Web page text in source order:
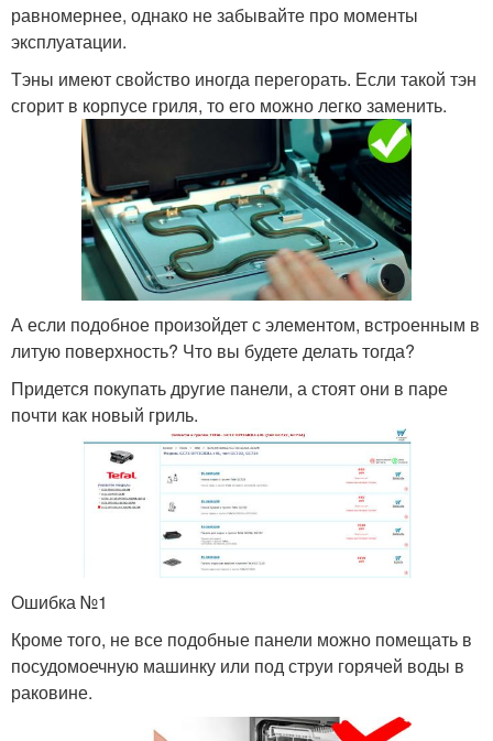
равномернее, однако не забывайте про моменты
эксплуатации.
Тэны имеют свойство иногда перегорать. Если такой тэн
сгорит в корпусе гриля, то его можно легко заменить.
А если подобное произойдет с элементом, встроенным в
литую поверхность? Что вы будете делать тогда?
Придется покупать другие панели, а стоят они в паре
почти как новый гриль.
Ошибка №1
Кроме того, не все подобные панели можно помещать в
посудомоечную машинку или под струи горячей воды в
раковине.